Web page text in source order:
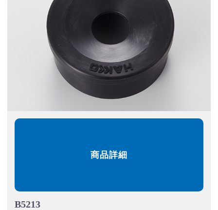
商品詳細
B5213